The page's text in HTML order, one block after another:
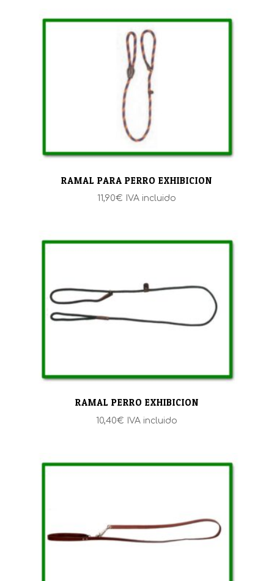
desde
5,10€
hasta
7,70€
RAMAL PARA PERRO EXHIBICION
11,90€ IVA incluido
RAMAL PERRO EXHIBICION
10,40€ IVA incluido